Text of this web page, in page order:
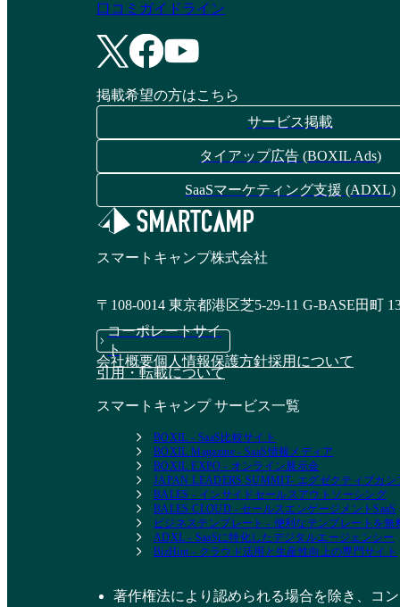
口コミガイドライン
掲載希望の方はこちら
サービス掲載
タイアップ広告 (BOXIL Ads)
SaaSマーケティング支援 (ADXL)
スマートキャンプ株式会社
〒108-0014 東京都港区芝5-29-11 G-BASE田町
コーポレートサイ
ト
会社概要個人情報保護方針採用について
引用・転載について
スマートキャンプ サービス一覧
BOXIL - SaaS比較サイト
BOXIL Magazine - SaaS情報メディア
BOXIL EXPO - オンライン展示会
JAPAN LEADERS SUMMIT- エグゼクティブカン
BALES - インサイドセールスアウトソーシング
BALES CLOUD - セールスエンゲージメントSaaS
ビジネステンプレート - 便利なテンプレートを無
ADXL - SaaSに特化したデジタルエージェンシー
BizHint - クラウド活用と生産性向上の専門サイト
著作権法により認められる場合を除き、コ